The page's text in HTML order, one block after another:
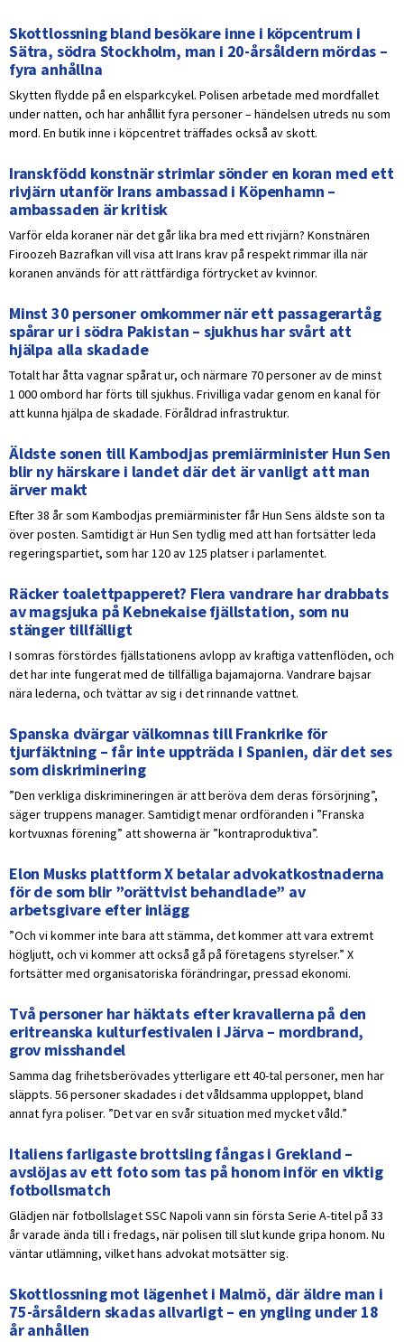
Skottlossning bland besökare inne i köpcentrum i
Sätra, södra Stockholm, man i 20-årsåldern mördas –
fyra anhållna
Skytten flydde på en elsparkcykel. Polisen arbetade med mordfallet
under natten, och har anhållit fyra personer – händelsen utreds nu som
mord. En butik inne i köpcentret träffades också av skott.
Iranskfödd konstnär strimlar sönder en koran med ett
rivjärn utanför Irans ambassad i Köpenhamn –
ambassaden är kritisk
Varför elda koraner när det går lika bra med ett rivjärn? Konstnären
Firoozeh Bazrafkan vill visa att Irans krav på respekt rimmar illa när
koranen används för att rättfärdiga förtrycket av kvinnor.
Minst 30 personer omkommer när ett passagerartåg
spårar ur i södra Pakistan – sjukhus har svårt att
hjälpa alla skadade
Totalt har åtta vagnar spårat ur, och närmare 70 personer av de minst
1 000 ombord har förts till sjukhus. Frivilliga vadar genom en kanal för
att kunna hjälpa de skadade. Föråldrad infrastruktur.
Äldste sonen till Kambodjas premiärminister Hun Sen
blir ny härskare i landet där det är vanligt att man
ärver makt
Efter 38 år som Kambodjas premiärminister får Hun Sens äldste son ta
över posten. Samtidigt är Hun Sen tydlig med att han fortsätter leda
regeringspartiet, som har 120 av 125 platser i parlamentet.
Räcker toalettpapperet? Flera vandrare har drabbats
av magsjuka på Kebnekaise fjällstation, som nu
stänger tillfälligt
I somras förstördes fjällstationens avlopp av kraftiga vattenflöden, och
det har inte fungerat med de tillfälliga bajamajorna. Vandrare bajsar
nära lederna, och tvättar av sig i det rinnande vattnet.
Spanska dvärgar välkomnas till Frankrike för
tjurfäktning – får inte uppträda i Spanien, där det ses
som diskriminering
”Den verkliga diskrimineringen är att beröva dem deras försörjning”,
säger truppens manager. Samtidigt menar ordföranden i ”Franska
kortvuxnas förening” att showerna är ”kontraproduktiva”.
Elon Musks plattform X betalar advokatkostnaderna
för de som blir ”orättvist behandlade” av
arbetsgivare efter inlägg
”Och vi kommer inte bara att stämma, det kommer att vara extremt
högljutt, och vi kommer att också gå på företagens styrelser.” X
fortsätter med organisatoriska förändringar, pressad ekonomi.
Två personer har häktats efter kravallerna på den
eritreanska kulturfestivalen i Järva – mordbrand,
grov misshandel
Samma dag frihetsberövades ytterligare ett 40-tal personer, men har
släppts. 56 personer skadades i det våldsamma upploppet, bland
annat fyra poliser. ”Det var en svår situation med mycket våld.”
Italiens farligaste brottsling fångas i Grekland –
avslöjas av ett foto som tas på honom inför en viktig
fotbollsmatch
Glädjen när fotbollslaget SSC Napoli vann sin första Serie A-titel på 33
år varade ända till i fredags, när polisen till slut kunde gripa honom. Nu
väntar utlämning, vilket hans advokat motsätter sig.
Skottlossning mot lägenhet i Malmö, där äldre man i
75-årsåldern skadas allvarligt – en yngling under 18
år anhållen